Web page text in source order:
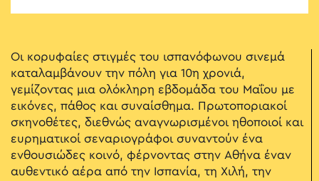
Οι κορυφαίες στιγμές του ισπανόφωνου σινεμά
καταλαμβάνουν την πόλη για 10η χρονιά,
γεμίζοντας μια ολόκληρη εβδομάδα του Μαΐου με
εικόνες, πάθος και συναίσθημα. Πρωτοποριακοί
σκηνοθέτες, διεθνώς αναγνωρισμένοι ηθοποιοί και
ευρηματικοί σεναριογράφοι συναντούν ένα
ενθουσιώδες κοινό, φέρνοντας στην Αθήνα έναν
αυθεντικό αέρα από την Ισπανία, τη Χιλή, την